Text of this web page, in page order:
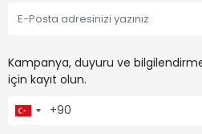
Kampanya, duyuru ve
için kayıt olun.